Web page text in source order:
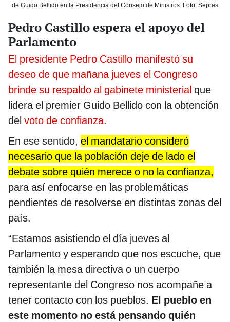
de Guido Bellido en la Presidencia del Consejo de Ministros. Foto: Sepres
Pedro Castillo espera el apoyo del
Parlamento
El presidente Pedro Castillo manifestó su
deseo de que mañana jueves el Congreso
brinde su respaldo al gabinete ministerial que
lidera el premier Guido Bellido con la obtención
del voto de confianza.
En ese sentido, el mandatario consideró
necesario que la población deje de lado el
debate sobre quién merece o no la confianza,
para así enfocarse en las problemáticas
pendientes de resolverse en distintas zonas del
país.
“Estamos asistiendo el día jueves al
Parlamento y esperando que nos escuche, que
también la mesa directiva o un cuerpo
representante del Congreso nos acompañe a
tener contacto con los pueblos. El pueblo en
este momento no está pensando quién